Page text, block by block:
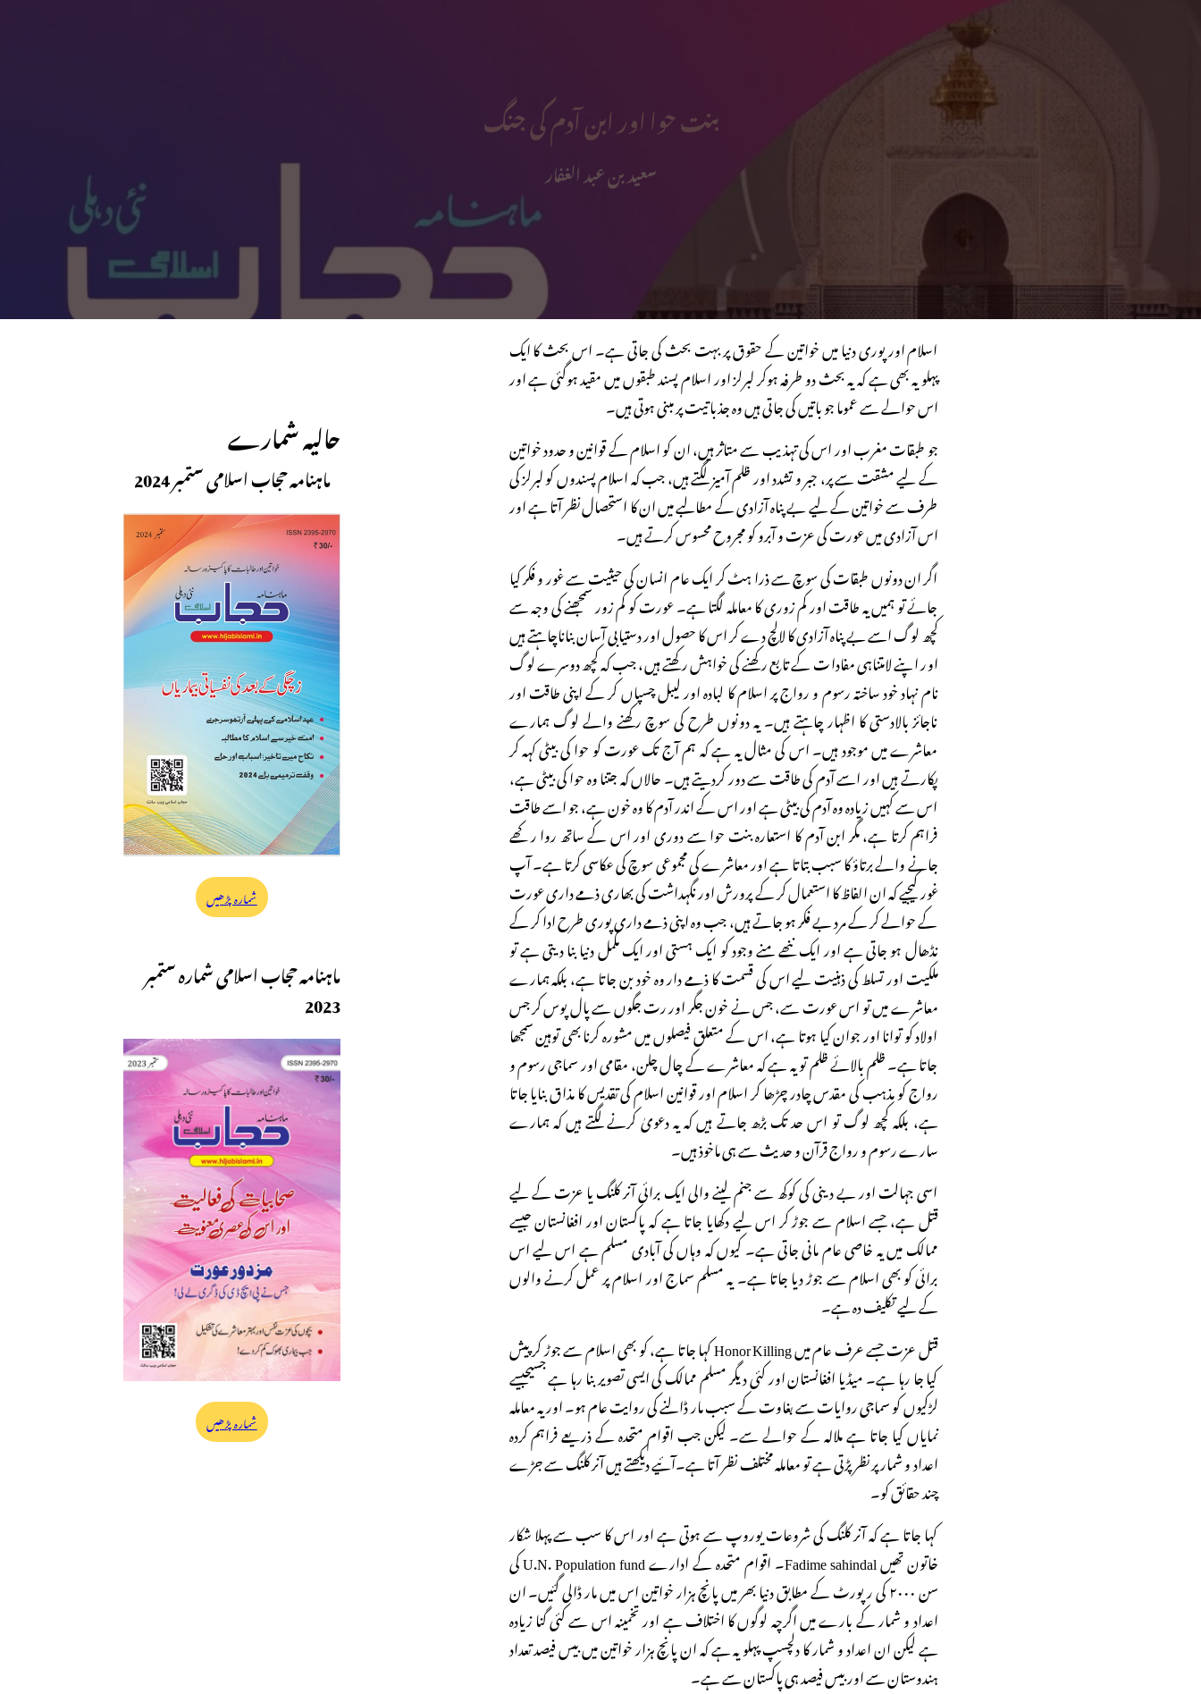
بنت حوا اور ابن آدم کی جنگ
سعید بن عبد الغفار
اسلام اور پوری دنیا میں خواتین کے حقوق پر بہت بحث کی جاتی ہے۔ اس بحث کا ایک
پہلو یہ بھی ہے کہ یہ بحث دو طرفہ ہوکر لبرلز اور اسلام پسند طبقوں میں مقید ہوگئی ہے اور
اس حوالے سے عموما جو باتیں کی جاتی ہیں وہ جذباتیت پر مبنی ہوتی ہیں۔
جو طبقات مغرب اور اس کی تہذیب سے متاثر ہیں، ان کو اسلام کے قوانین و حدود خواتین
کے لیے مشقت سے پر، جبر و تشدد اور ظلم آمیز لگتے ہیں، جب کہ اسلام پسندوں کو لبرلز کی
طرف سے خواتین کے لیے بے پناہ آزادی کے مطالبے میں ان کا استحصال نظر آتا ہے اور
اس آزادی میں عورت کی عزت و آبرو کو مجروح محسوس کرتے ہیں۔
اگر ان دونوں طبقات کی سوچ سے ذرا ہٹ کر ایک عام انسان کی حیثیت سے غور و فکر کیا
جائے تو ہمیں یہ طاقت اور کم زوری کا معاملہ لگتا ہے۔ عورت کو کم زور سمجھنے کی وجہ سے
کچھ لوگ اسے بے پناہ آزادی کا لالچ دے کر اس کا حصول اور دستیابی آسان بناناچاہتے ہیں
اور اپنے لامتناہی مفادات کے تابع رکھنے کی خواہش رکھتے ہیں، جب کہ کچھ دوسرے لوگ
نام نہاد خود ساختہ رسوم و رواج پر اسلام کا لبادہ اور لیبل چسپاں کر کے اپنی طاقت اور
ناجائز بالادستی کا اظہار چاہتے ہیں۔ یہ دونوں طرح کی سوچ رکھنے والے لوگ ہمارے
معاشرے میں موجود ہیں۔ اس کی مثال یہ ہے کہ ہم آج تک عورت کو حوا کی بیٹی کہہ کر
پکارتے ہیں اور اسے آدم کی طاقت سے دور کردیتے ہیں۔ حالاں کہ جتنا وہ حوا کی بیٹی ہے،
اس سے کہیں زیادہ وہ آدم کی بیٹی ہے اور اس کے اندر آدم کا وہ خون ہے، جو اسے طاقت
فراہم کرتا ہے، مگر ابن آدم کا استعارہ بنت حوا سے دوری اور اس کے ساتھ روا رکھے
جانے والے برتاؤ کا سبب بتاتا ہے اور معاشرے کی مجموعی سوچ کی عکاسی کرتا ہے۔ آپ
غور کیجیے کہ ان الفاظ کا استعمال کر کے پرورش اور نگہداشت کی بھاری ذمے داری عورت
کے حوالے کر کے مرد بے فکر ہو جاتے ہیں، جب وہ اپنی ذمے داری پوری طرح ادا کر کے
نڈھال ہو جاتی ہے اور ایک ننھے منے وجود کو ایک ہستی اور ایک مکمل دنیا بنا دیتی ہے تو
ملکیت اور تسلط کی ذہنیت لیے اس کی قسمت کا ذمے دار وہ خود بن جاتا ہے، بلکہ ہمارے
معاشرے میں تو اس عورت سے، جس نے خون جگر اور رت جگوں سے پال پوس کر جس
اولاد کو توانا اور جوان کیا ہوتا ہے، اس کے متعلق فیصلوں میں مشورہ کرنا بھی توہین سمجھا
جاتا ہے۔ ظلم بالائے ظلم تو یہ ہے کہ معاشرے کے چال چلن، مقامی اور سماجی رسوم و
رواج کو مذہب کی مقدس چادر چڑھا کر اسلام اور قوانین اسلام کی تقدیس کا مذاق بنایا جاتا
ہے، بلکہ کچھ لوگ تو اس حد تک بڑھ جاتے ہیں کہ یہ دعویٰ کرنے لگتے ہیں کہ ہمارے
سارے رسوم و رواج قرآن و حدیث سے ہی ماخوذ ہیں۔
اسی جہالت اور بے دینی کی کوکھ سے جنم لینے والی ایک برائی آنر کلنگ یا عزت کے لیے
قتل ہے، جسے اسلام سے جوڑ کر اس لیے دکھایا جاتا ہے کہ پاکستان اور افغانستان جیسے
ممالک میں یہ خاصی عام مانی جاتی ہے۔ کیوں کہ وہاں کی آبادی مسلم ہے اس لیے اس
برائی کو بھی اسلام سے جوڑ دیا جاتا ہے۔ یہ مسلم سماج اور اسلام پر عمل کرنے والوں
کے لیے تکلیف دہ ہے۔
قتل عزت جسے عرف عام میں Honor Killing کہا جاتا ہے، کو بھی اسلام سے جوڑ کر پیش
کیا جا رہا ہے۔ میڈیا افغانستان اور کئی دیگر مسلم ممالک کی ایسی تصویر بنا رہا ہے جسیجیسے
لڑکیوں کو سماجی روایات سے بغاوت کے سبب مار ڈالنے کی روایت عام ہو۔ اور یہ معاملہ
نمایاں کیا جاتا ہے ملالہ کے حوالے سے۔ لیکن جب اقوام متحدہ کے ذریعے فراہم کردہ
اعداد و شمار پر نظر پڑتی ہے تو معاملہ مختلف نظر آتا ہے۔آئیے دیکھتے ہیں آنر کلنگ سے جڑے
چند حقائق کو۔
کہا جاتا ہے کہ آنر کلنگ کی شروعات یوروپ سے ہوتی ہے اور اس کا سب سے پہلا شکار
خاتون تھیں Fadime sahindal۔ اقوام متحدہ کے ادارے U.N. Population fund کی
سن ۲۰۰۰ کی رپورٹ کے مطابق دنیا بھر میں پانچ ہزار خواتین اس میں مار ڈالی گئیں۔ ان
اعداد و شمار کے بارے میں اگرچہ لوگوں کا اختلاف ہے اور تخمینہ اس سے کئی گنا زیادہ
ہے لیکن ان اعداد و شمار کا دلچسپ پہلو یہ ہے کہ ان پانچ ہزار خواتین میں بیس فیصد تعداد
ہندوستان سے اور بیس فیصد ہی پاکستان سے ہے۔
حالیہ شمارے
ماہنامہ حجاب اسلامی ستمبر 2024
شمارہ پڑھیں
ماہنامہ حجاب اسلامی شمارہ ستمبر
2023
شمارہ پڑھیں